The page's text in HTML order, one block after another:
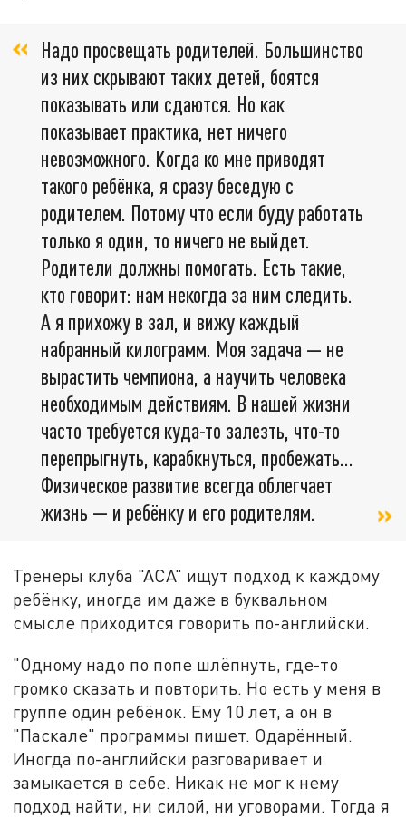
Надо просвещать родителей. Большинство
из них скрывают таких детей, боятся
показывать или сдаются. Но как
показывает практика, нет ничего
невозможного. Когда ко мне приводят
такого ребёнка, я сразу беседую с
родителем. Потому что если буду работать
только я один, то ничего не выйдет.
Родители должны помогать. Есть такие,
кто говорит: нам некогда за ним следить.
А я прихожу в зал, и вижу каждый
набранный килограмм. Моя задача — не
вырастить чемпиона, а научить человека
необходимым действиям. В нашей жизни
часто требуется куда-то залезть, что-то
перепрыгнуть, карабкнуться, пробежать…
Физическое развитие всегда облегчает
жизнь — и ребёнку и его родителям.
Тренеры клуба "АСА" ищут подход к каждому
ребёнку, иногда им даже в буквальном
смысле приходится говорить по-английски.
"Одному надо по попе шлёпнуть, где-то
громко сказать и повторить. Но есть у меня в
группе один ребёнок. Ему 10 лет, а он в
"Паскале" программы пишет. Одарённый.
Иногда по-английски разговаривает и
замыкается в себе. Никак не мог к нему
подход найти, ни силой, ни уговорами. Тогда я